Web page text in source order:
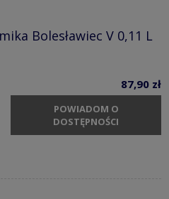
Bolesławiec V 0,11 L
87,90 zł
POWIADOM O
DOSTĘPNOŚCI